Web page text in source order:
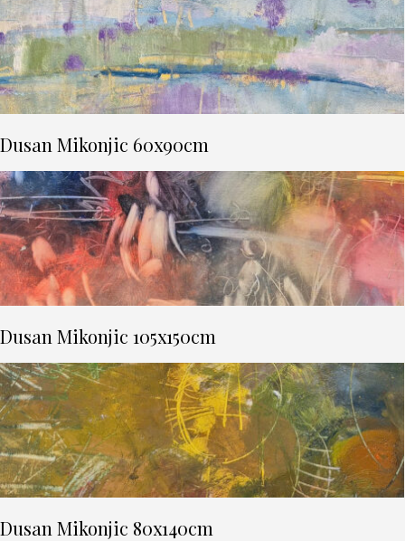
Dusan Mikonjic 60x90cm
Dusan Mikonjic 105x150cm
Dusan Mikonjic 80x140cm